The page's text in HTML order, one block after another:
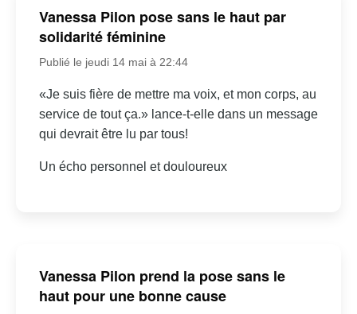
Vanessa Pilon pose sans le haut par
solidarité féminine
Publié le jeudi 14 mai à 22:44
«Je suis fière de mettre ma voix, et mon corps, au
service de tout ça.» lance-t-elle dans un message
qui devrait être lu par tous!
Un écho personnel et douloureux
Vanessa Pilon prend la pose sans le
haut pour une bonne cause